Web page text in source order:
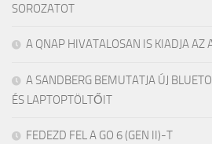
SOROZATOT
A QNAP HIVATALOSAN IS KIADJA AZ
A SANDBERG BEMUTATJA ÚJ
ÉS LAPTOPTÖLTŐIT
FEDEZD FEL A GO 6 (GEN II)-T